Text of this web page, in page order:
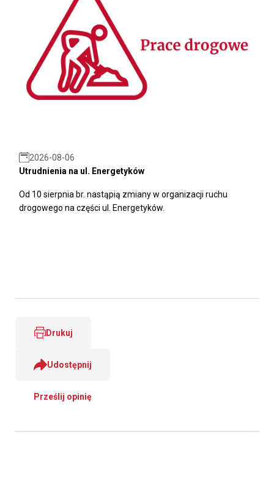
2026-08-06
Utrudnienia na ul. Energetyków
Od 10 sierpnia br. nastąpią zmiany w organizacji ruchu
drogowego na części ul. Energetyków.
Drukuj
Udostępnij
Prześlij opinię